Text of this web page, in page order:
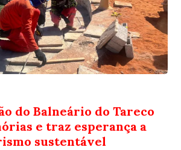
do Balneário do Tareco
e traz esperança a
sustentável